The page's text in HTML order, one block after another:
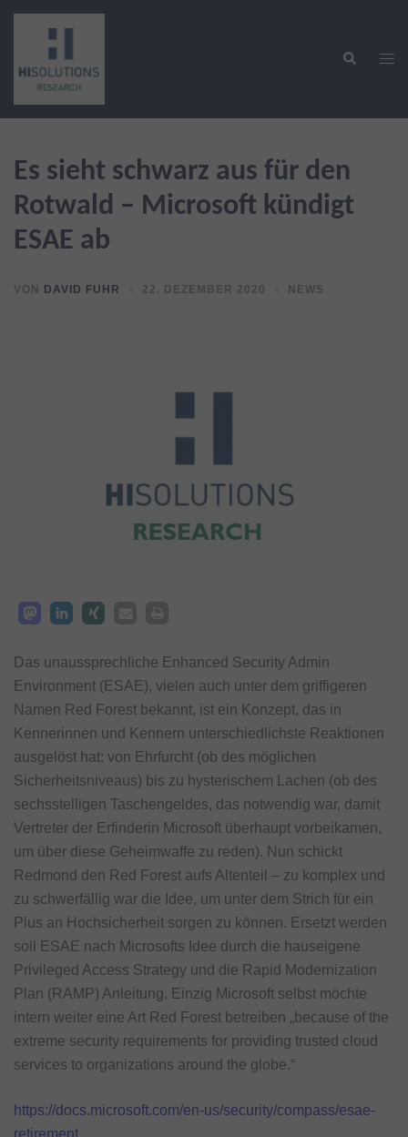
Zum
springen
Suche
Es sieht schwarz aus für den
Rotwald – Microsoft kündigt
ESAE ab
VON DAVID FUHR 22. DEZEMBER 2020 NEWS
Das unaussprechliche Enhanced Security Admin
Environment (ESAE), vielen auch unter dem griffigeren
Namen Red Forest bekannt, ist ein Konzept, das in
Kennerinnen und Kennern unterschiedlichste Reaktionen
ausgelöst hat: von Ehrfurcht (ob des möglichen
Sicherheitsniveaus) bis zu hysterischem Lachen (ob des
sechsstelligen Taschengeldes, das notwendig war, damit
Vertreter der Erfinderin Microsoft überhaupt vorbeikamen,
um über diese Geheimwaffe zu reden). Nun schickt
Redmond den Red Forest aufs Altenteil – zu komplex und
zu schwerfällig war die Idee, um unter dem Strich für ein
Plus an Hochsicherheit sorgen zu können. Ersetzt werden
soll ESAE nach Microsofts Idee durch die hauseigene
Privileged Access Strategy und die Rapid Modernization
Plan (RAMP) Anleitung. Einzig Microsoft selbst möchte
intern weiter eine Art Red Forest betreiben „because of the
extreme security requirements for providing trusted cloud
services to organizations around the globe.“
https://docs.microsoft.com/en-us/security/compass/esae-
retirement